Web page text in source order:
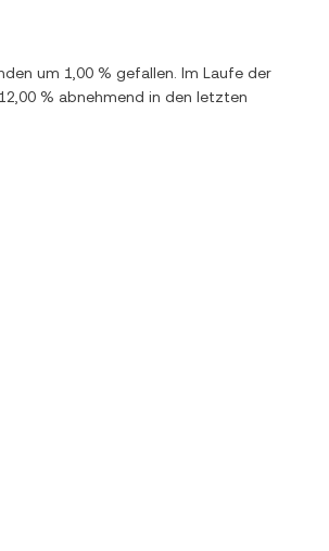
um 1,00 % gefallen. Im Laufe der
% abnehmend in den letzten